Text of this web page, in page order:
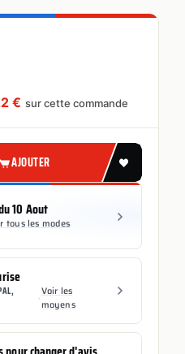
€ sur cette commande
AJOUTER
10 Aout
tous les modes
·Voir les
moyens